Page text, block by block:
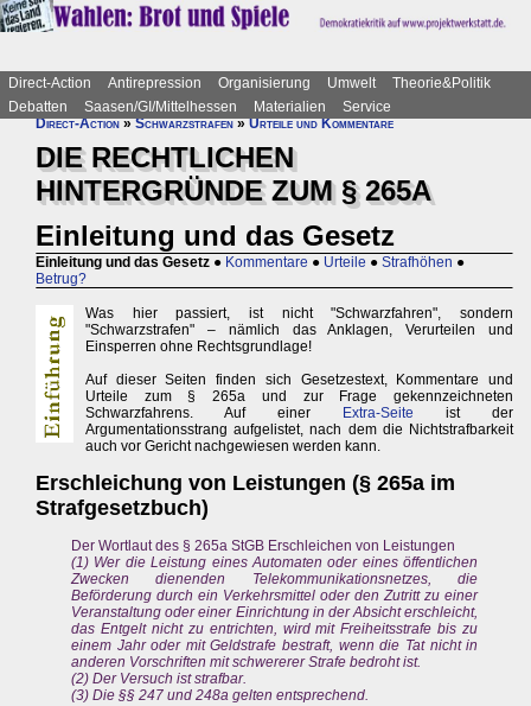
Direct-Action Antirepression Organisierung Umwelt
Theorie&Politik
Debatten
Saasen/GI/Mittelhessen Materialien
Service
Direct-Action»Schwarzstrafen»Urteile und Kommentare
DIE RECHTLICHEN
HINTERGRÜNDE ZUM § 265A
Einleitung und das Gesetz
Einleitung und das Gesetz ● Kommentare ● Urteile ● Strafhöhen ●
Betrug?
Was hier passiert, ist nicht "Schwarzfahren", sondern
"Schwarzstrafen" – nämlich das Anklagen, Verurteilen und
Einsperren ohne Rechtsgrundlage!
Auf dieser Seiten finden sich Gesetzestext, Kommentare und
Urteile zum § 265a und zur Frage gekennzeichneten
Schwarzfahrens. Auf einer
Extra-Seite ist der
Argumentationsstrang aufgelistet, nach dem die Nichtstrafbarkeit
auch vor Gericht nachgewiesen werden kann.
Erschleichung von Leistungen (§ 265a im
Strafgesetzbuch)
Der Wortlaut des § 265a StGB Erschleichen von Leistungen
(1) Wer die Leistung eines Automaten oder eines öffentlichen
Zwecken dienenden Telekommunikationsnetzes, die
Beförderung durch ein Verkehrsmittel oder den Zutritt zu einer
Veranstaltung oder einer Einrichtung in der Absicht erschleicht,
das Entgelt nicht zu entrichten, wird mit Freiheitsstrafe bis zu
einem Jahr oder mit Geldstrafe bestraft, wenn die Tat nicht in
anderen Vorschriften mit schwererer Strafe bedroht ist.
(2) Der Versuch ist strafbar.
(3) Die §§ 247 und 248a gelten entsprechend.